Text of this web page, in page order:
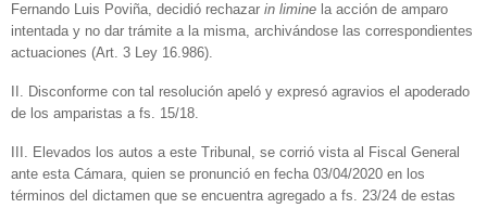
Fernando Luis Poviña, decidió rechazar in limine la acción de amparo
intentada y no dar trámite a la misma, archivándose las correspondientes
actuaciones (Art. 3 Ley 16.986).
II. Disconforme con tal resolución apeló y expresó agravios el apoderado
de los amparistas a fs. 15/18.
III. Elevados los autos a este Tribunal, se corrió vista al Fiscal General
ante esta Cámara, quien se pronunció en fecha 03/04/2020 en los
términos del dictamen que se encuentra agregado a fs. 23/24 de estas